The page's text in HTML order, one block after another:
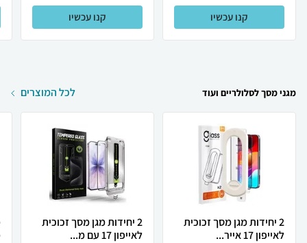
קנו עכשיו קנו עכשיו
מגני מסך לסלולריים ועוד לכל המוצרים
2 יחידות מגן מסך זכוכית
לאייפון 17 אייר...
2 יחידות מגן מסך זכוכית
לאייפון 17 עם מ...